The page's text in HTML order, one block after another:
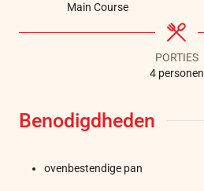
Main Course
PORTIES
4 personen
Benodigdheden
ovenbestendige pan